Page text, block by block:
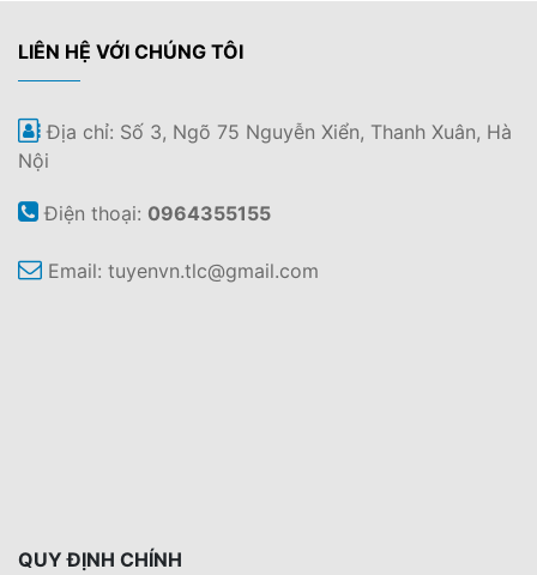
LIÊN HỆ VỚI CHÚNG TÔI
Địa chỉ: Số 3, Ngõ 75 Nguyễn Xiển, Thanh Xuân, Hà
Nội
Điện thoại: 0964355155
Email: tuyenvn.tlc@gmail.com
QUY ĐỊNH CHÍNH